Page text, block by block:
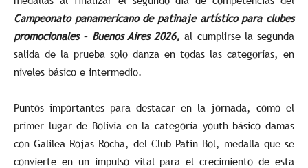
Campeonato panamericano de patinaje artístico para clubes
promocionales – Buenos Aires 2026, al cumplirse la segunda
salida de la prueba solo danza en todas las categorías, en
niveles básico e intermedio.
Puntos importantes para destacar en la jornada, como el
primer lugar de Bolivia en la categoría youth básico damas
con Galilea Rojas Rocha, del Club Patín Bol, medalla que se
convierte en un impulso vital para el crecimiento de esta